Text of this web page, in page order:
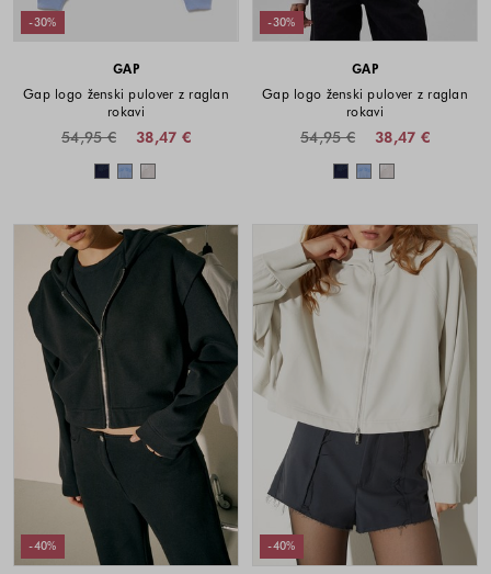
-30%
GAP
Gap logo ženski pulover z raglan
rokavi
38,47 €
54,95 €
Barve na voljo
-30%
GAP
Gap logo ženski pulover z raglan
rokavi
38,47 €
54,95 €
Barve na voljo
-40% -40%